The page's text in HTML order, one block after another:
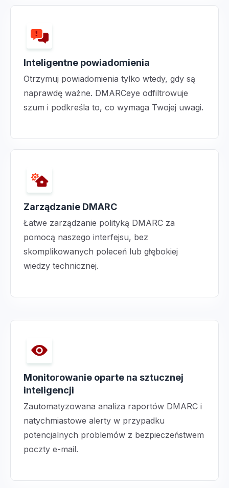
Inteligentne powiadomienia
Otrzymuj powiadomienia tylko wtedy, gdy są
naprawdę ważne. DMARCeye odfiltrowuje
szum i podkreśla to, co wymaga Twojej uwagi.
Zarządzanie DMARC
Łatwe zarządzanie polityką DMARC za
pomocą naszego interfejsu, bez
skomplikowanych poleceń lub głębokiej
wiedzy technicznej.
Monitorowanie oparte na sztucznej
inteligencji
Zautomatyzowana analiza raportów DMARC i
natychmiastowe alerty w przypadku
potencjalnych problemów z bezpieczeństwem
poczty e-mail.